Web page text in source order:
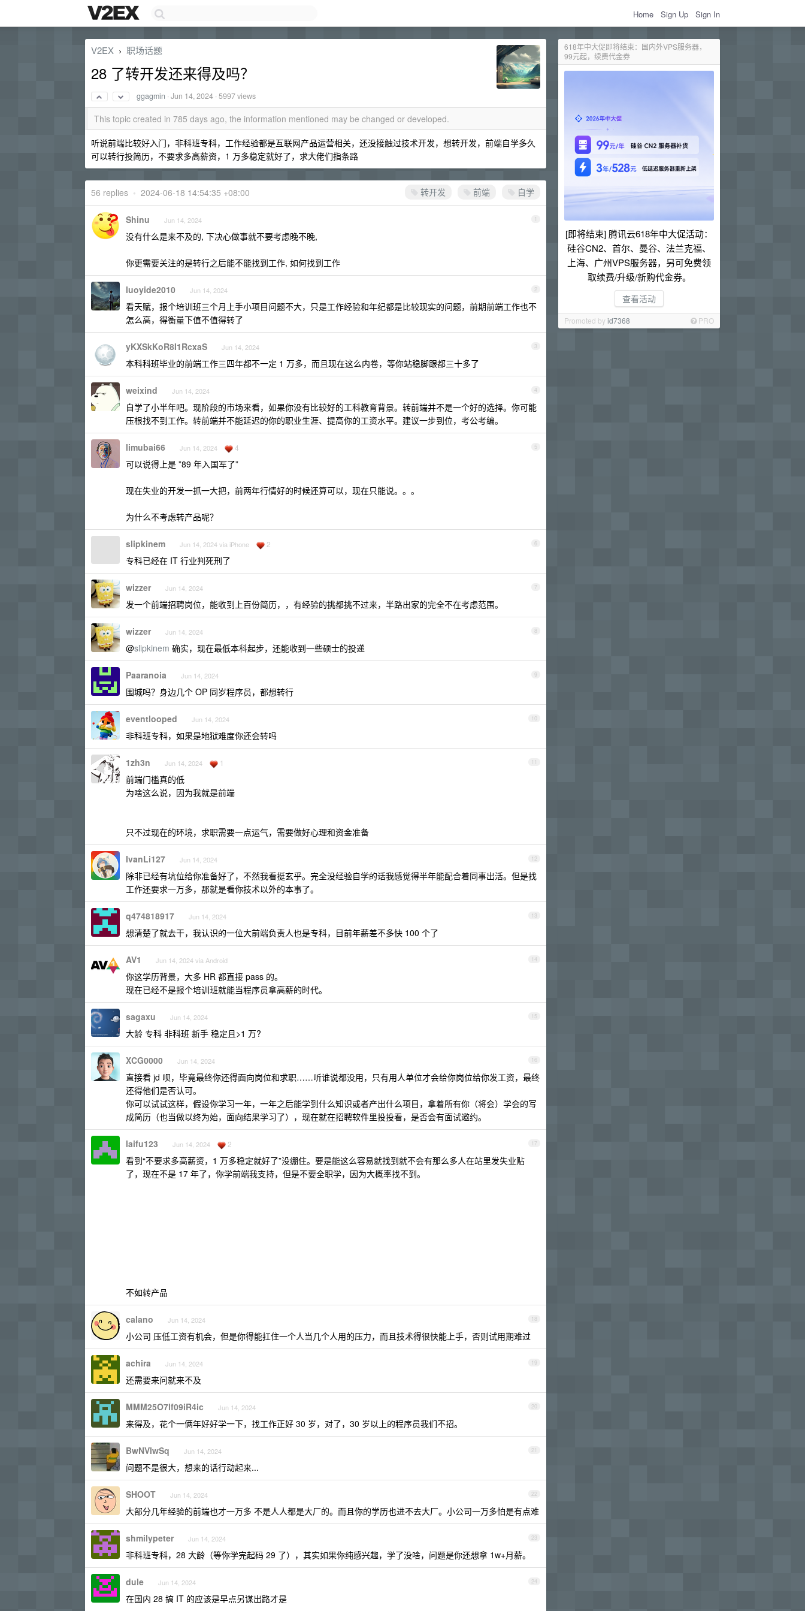
Home Sign Up Sign In
618年中大促即将结束：国内外VPS服务器，
99元起，续费代金券
[即将结束] 腾讯云618年中大促活动：
硅谷CN2、首尔、曼谷、法兰克福、
上海、广州VPS服务器，另可免费领
取续费/升级/新购代金券。
查看活动
Promoted byid7368 PRO
V2EX › 职场话题
28 了转开发还来得及吗？
ggagmin ·Jun 14, 2024 · 5997 views
This topic created in 785 days ago, the information mentioned may be changed or developed.
听说前端比较好入门，非科班专科，工作经验都是互联网产品运营相关，还没接触过技术开发，想转开发，前端自学多久
可以转行投简历，不要求多高薪资，1 万多稳定就好了，求大佬们指条路
转开发 前端 自学
56 replies • 2024-06-18 14:54:35 +08:00
1
Shinu Jun 14, 2024
没有什么是来不及的, 下决心做事就不要考虑晚不晚,
你更需要关注的是转行之后能不能找到工作, 如何找到工作
2
luoyide2010 Jun 14, 2024
看天赋，报个培训班三个月上手小项目问题不大，只是工作经验和年纪都是比较现实的问题，前期前端工作也不
怎么高，得衡量下值不值得转了
3
yKXSkKoR8I1RcxaS Jun 14, 2024
本科科班毕业的前端工作三四年都不一定 1 万多，而且现在这么内卷，等你站稳脚跟都三十多了
4
weixind Jun 14, 2024
自学了小半年吧。现阶段的市场来看，如果你没有比较好的工科教育背景。转前端并不是一个好的选择。你可能
压根找不到工作。转前端并不能延迟的你的职业生涯、提高你的工资水平。建议一步到位，考公考编。
5
limubai66 Jun 14, 2024 4
可以说得上是 ”89 年入国军了”
现在失业的开发一抓一大把，前两年行情好的时候还算可以，现在只能说。。。
为什么不考虑转产品呢？
6
slipkinem Jun 14, 2024 via iPhone 2
专科已经在 IT 行业判死刑了
7
wizzer Jun 14, 2024
发一个前端招聘岗位，能收到上百份简历，，有经验的挑都挑不过来，半路出家的完全不在考虑范围。
8
wizzer Jun 14, 2024
@slipkinem 确实，现在最低本科起步，还能收到一些硕士的投递
9
Paaranoia Jun 14, 2024
围城吗？身边几个 OP 同岁程序员，都想转行
10
eventlooped Jun 14, 2024
非科班专科，如果是地狱难度你还会转吗
11
1zh3n Jun 14, 2024 1
前端门槛真的低
为啥这么说，因为我就是前端
只不过现在的环境，求职需要一点运气，需要做好心理和资金准备
12
IvanLi127 Jun 14, 2024
除非已经有坑位给你准备好了，不然我看挺玄乎。完全没经验自学的话我感觉得半年能配合着同事出活。但是找
工作还要求一万多，那就是看你技术以外的本事了。
13
q474818917 Jun 14, 2024
想清楚了就去干，我认识的一位大前端负责人也是专科，目前年薪差不多快 100 个了
14
AV1 Jun 14, 2024 via Android
你这学历背景，大多 HR 都直接 pass 的。
现在已经不是报个培训班就能当程序员拿高薪的时代。
15
sagaxu Jun 14, 2024
大龄 专科 非科班 新手 稳定且>1 万?
16
XCG0000 Jun 14, 2024
直接看 jd 呗，毕竟最终你还得面向岗位和求职……听谁说都没用，只有用人单位才会给你岗位给你发工资，最终
还得他们是否认可。
你可以试试这样，假设你学习一年，一年之后能学到什么知识或者产出什么项目，拿着所有你（将会）学会的写
成简历（也当做以终为始，面向结果学习了），现在就在招聘软件里投投看，是否会有面试邀约。
17
laifu123 Jun 14, 2024 2
看到“不要求多高薪资，1 万多稳定就好了”没绷住。要是能这么容易就找到就不会有那么多人在站里发失业贴
了，现在不是 17 年了，你学前端我支持，但是不要全职学，因为大概率找不到。
不如转产品
18
calano Jun 14, 2024
小公司 压低工资有机会，但是你得能扛住一个人当几个人用的压力，而且技术得很快能上手，否则试用期难过
19
achira Jun 14, 2024
还需要来问就来不及
20
MMM25O7lf09iR4ic Jun 14, 2024
来得及，花个一俩年好好学一下，找工作正好 30 岁，对了，30 岁以上的程序员我们不招。
21
BwNVlwSq Jun 14, 2024
问题不是很大，想来的话行动起来...
22
SHOOT Jun 14, 2024
大部分几年经验的前端也才一万多 不是人人都是大厂的。而且你的学历也进不去大厂。小公司一万多怕是有点难
23
shmilypeter Jun 14, 2024
非科班专科，28 大龄（等你学完起码 29 了），其实如果你纯感兴趣，学了没啥，问题是你还想拿 1w+月薪。
24
dule Jun 14, 2024
在国内 28 搞 IT 的应该是早点另谋出路才是